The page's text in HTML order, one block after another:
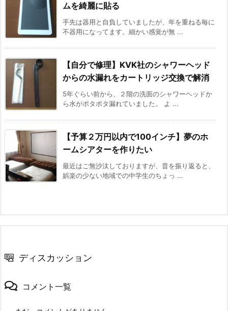
ムを綺麗に貼る
手先は器用と自負していましたが、年を重ねる毎に
不器用になってます。細かい感覚が無 ...
【自分で修理】KVK社のシャワーヘッド
からの水漏れをカートリッジ交換で解消
5年ぐらい前から、２階の洗面のシャワーヘッドか
ら水がポタポタ漏れていました。 よ ...
【予算２万円以内で100インチ】夢のホ
ームシアターを作りたい
最近はご無沙汰しておりますが、昔を振り返ると、
娯楽の少ない地域での中学生のちょっ ...
ディスカッション
コメント一覧